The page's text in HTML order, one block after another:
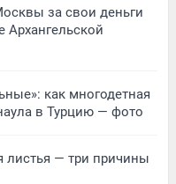
за свои деньги
Архангельской
как многодетная
в Турцию — фото
листья — три причины